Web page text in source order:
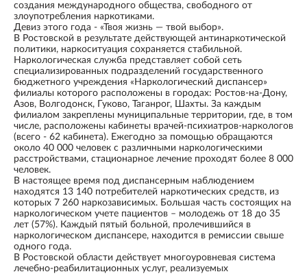
создания международного общества, свободного от
злоупотребления наркотиками.
Девиз этого года - «Твоя жизнь — твой выбор».
В Ростовской в результате действующей антинаркотической
политики, наркоситуация сохраняется стабильной.
Наркологическая служба представляет собой сеть
специализированных подразделений государственного
бюджетного учреждения «Наркологический диспансер»
филиалы которого расположены в городах: Ростов-на-Дону,
Азов, Волгодонск, Гуково, Таганрог, Шахты. За каждым
филиалом закреплены муниципальные территории, где, в том
числе, расположены кабинеты врачей-психиатров-наркологов
(всего - 62 кабинета). Ежегодно за помощью обращаются
около 40 000 человек с различными наркологическими
расстройствами, стационарное лечение проходят более 8 000
человек.
В настоящее время под диспансерным наблюдением
находятся 13 140 потребителей наркотических средств, из
которых 7 260 наркозависимых. Большая часть состоящих на
наркологическом учете пациентов – молодежь от 18 до 35
лет (57%). Каждый пятый больной, пролечившийся в
наркологическом диспансере, находится в ремиссии свыше
одного года.
В Ростовской области действует многоуровневая система
лечебно-реабилитационных услуг, реализуемых